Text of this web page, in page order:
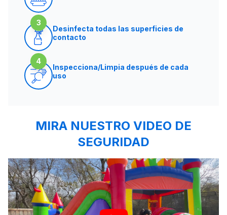
3
Desinfecta todas las superficies de
contacto
4
Inspecciona/Limpia después de cada
uso
MIRA NUESTRO VIDEO DE
SEGURIDAD